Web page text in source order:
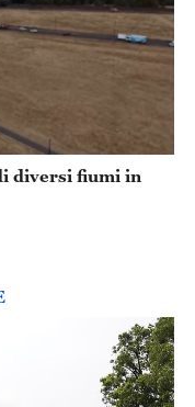
diversi fiumi in